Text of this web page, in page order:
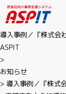
導入事例／『株式会
ASPIT
>
お知らせ
> 導入事例／『株式